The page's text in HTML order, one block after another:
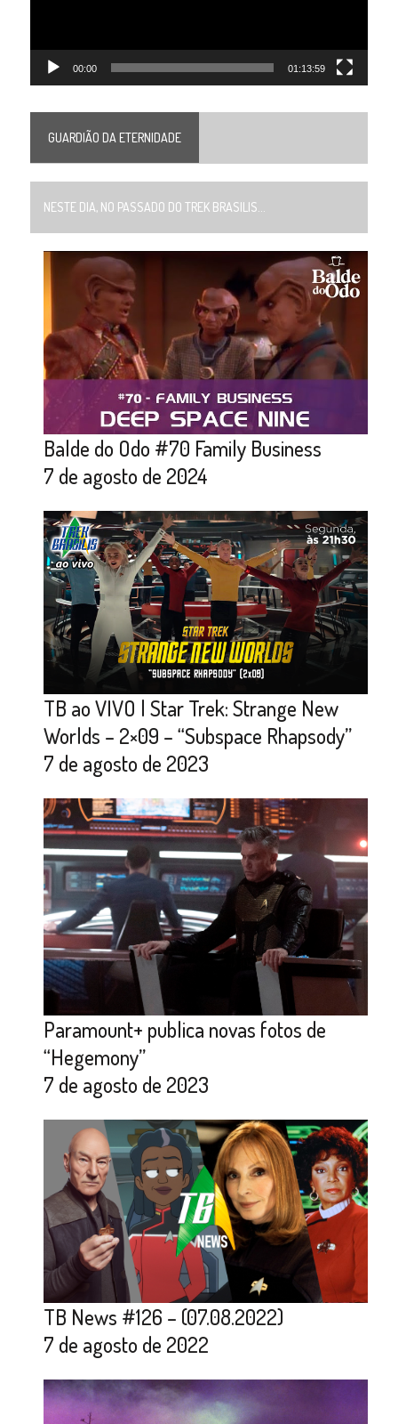
00:00 01:13:59
GUARDIÃO DA ETERNIDADE
NESTE DIA, NO PASSADO DO TREK BRASILIS...
Balde do Odo #70 Family Business
7 de agosto de 2024
TB ao VIVO | Star Trek: Strange New
Worlds – 2×09 – “Subspace Rhapsody”
7 de agosto de 2023
Paramount+ publica novas fotos de
“Hegemony”
7 de agosto de 2023
TB News #126 – (07.08.2022)
7 de agosto de 2022